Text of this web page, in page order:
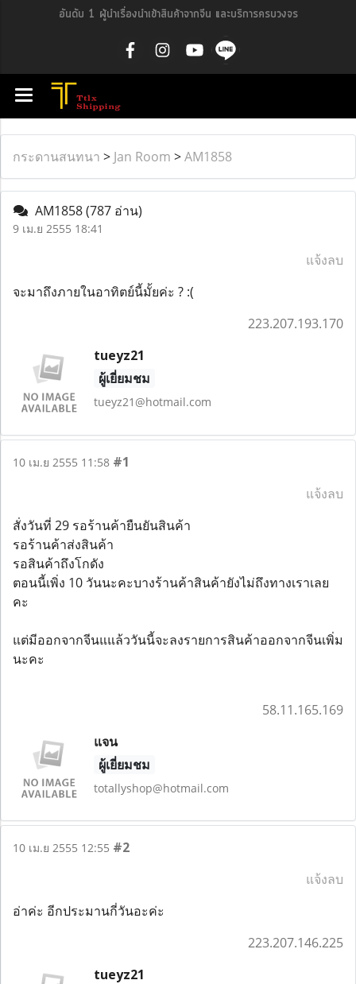
อันดับ 1 ผู้นำเรื่องนำเข้าสินค้าจากจีน และบริการครบวงจร
กระดานสนทนา > Jan Room >AM1858
AM1858(787 อ่าน)
9 เม.ย 2555 18:41
แจ้งลบ
จะมาถึงภายในอาทิตย์นี้มั้ยค่ะ ? :(
223.207.193.170
tueyz21
ผู้เยี่ยมชม
tueyz21@hotmail.com
10 เม.ย 2555 11:58 #1
แจ้งลบ
สั่งวันที่ 29 รอร้านค้ายืนยันสินค้า
รอร้านค้าส่งสินค้า
รอสินค้าถึงโกดัง
ตอนนี้เพิ่ง 10 วันนะคะบางร้านค้าสินค้ายังไม่ถึงทางเราเลย
คะ
แต่มีออกจากจีนแแล้ววันนี้จะลงรายการสินค้าออกจากจีนเพิ่ม
นะคะ
58.11.165.169
แจน
ผู้เยี่ยมชม
totallyshop@hotmail.com
10 เม.ย 2555 12:55 #2
แจ้งลบ
อ่าค่ะ อีกประมานกี่วันอะค่ะ
223.207.146.225
tueyz21